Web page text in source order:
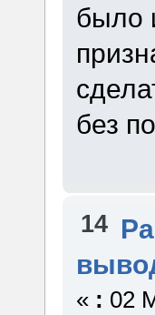
было
без
14
« : 02